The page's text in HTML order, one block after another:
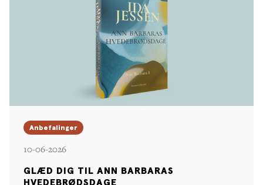
Anbefalinger
10-06-2026
GLÆD DIG TIL ANN BARBARAS
HVEDEBRØDSDAGE